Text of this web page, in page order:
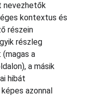
nevezhetők
kontextus és
részein
részleg
a
a másik
hibát
azonnal